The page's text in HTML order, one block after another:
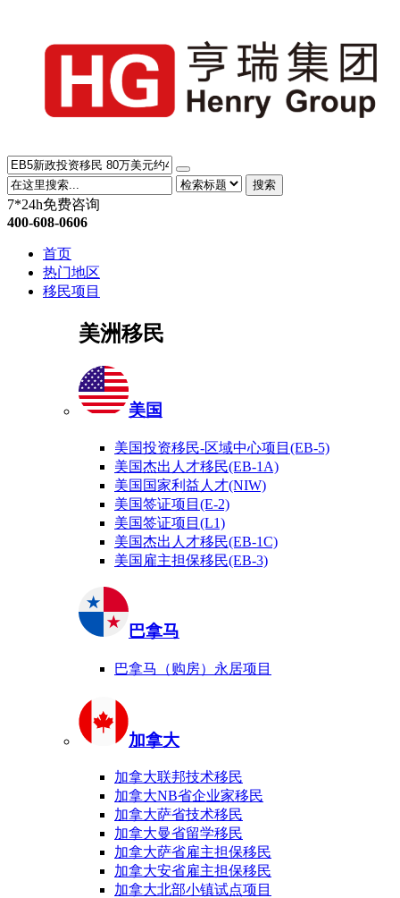
搜索
7*24h免费咨询
400-608-0606
首页
热门地区
移民项目
美洲移民
美国
美国投资移民-区域中心项目(EB-5)
美国杰出人才移民(EB-1A)
美国国家利益人才(NIW)
美国签证项目(E-2)
美国签证项目(L1)
美国杰出人才移民(EB-1C)
美国雇主担保移民(EB-3)
巴拿马
巴拿马（购房）永居项目
加拿大
加拿大联邦技术移民
加拿大NB省企业家移民
加拿大萨省技术移民
加拿大曼省留学移民
加拿大萨省雇主担保移民
加拿大安省雇主担保移民
加拿大北部小镇试点项目